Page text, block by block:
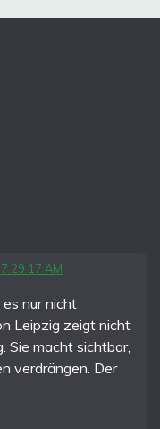
AM
nur nicht
Leipzig zeigt nicht
Sie macht sichtbar,
verdrängen. Der